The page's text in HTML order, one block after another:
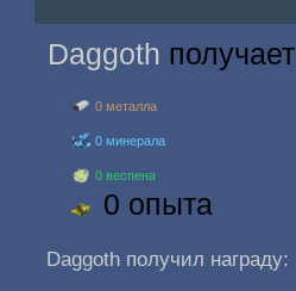
Daggoth получает
0 металла
0 минерала
0 веспена
0 опыта
Daggoth получил награду: